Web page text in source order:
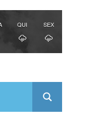
QUI SEX